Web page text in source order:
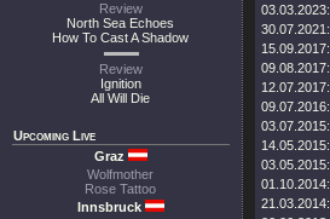
Review
North Sea Echoes
How To Cast A Shadow
Review
Ignition
All Will Die
Upcoming Live
Graz
Wolfmother
Rose Tattoo
Innsbruck
03.03.2023:
30.07.2021:
15.09.2017:
09.08.2017:
12.07.2017:
09.07.2016:
03.07.2015:
14.05.2015:
03.05.2015:
01.10.2014:
21.03.2014: